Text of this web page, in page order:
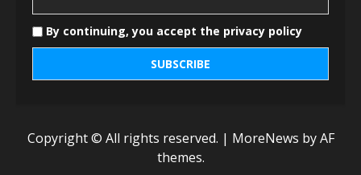
By continuing, you accept the privacy policy
Copyright © All rights reserved. | MoreNews by AF
themes.